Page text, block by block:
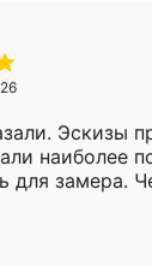
Эскизы
наиболее
для замера.
уже готова.
Спасибо
работу!